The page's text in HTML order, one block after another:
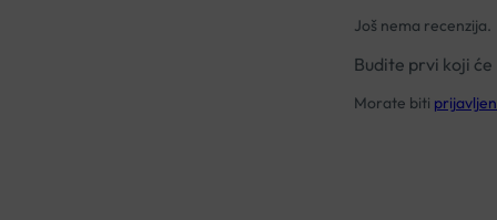
Još nema recenzija.
Budite prvi koji će
Morate biti